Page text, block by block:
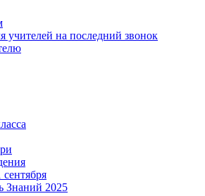
учителей на последний звонок
сентября
Знаний 2025